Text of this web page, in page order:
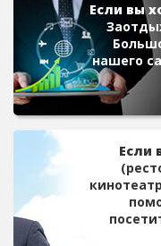
Если вы
нашего
Если